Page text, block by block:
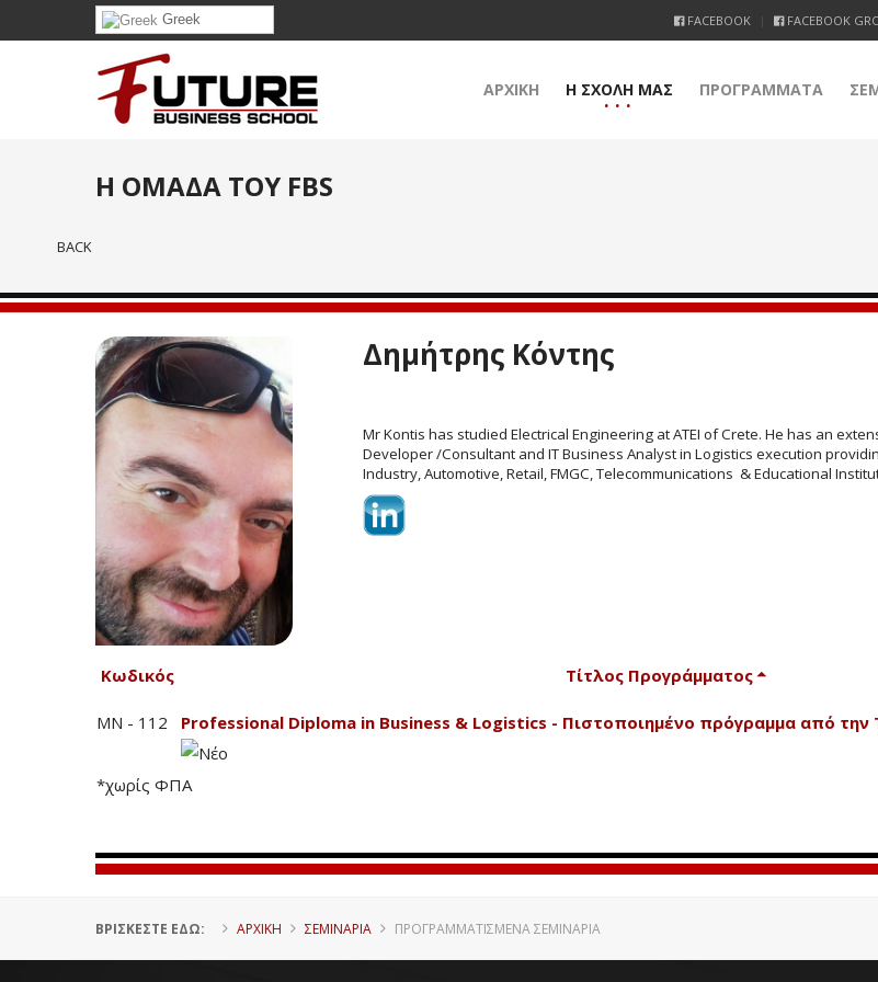
Greek FACEBOOK FACEBOOK
ΑΡΧΙΚΗ Η ΣΧΟΛΗ ΜΑΣ ΠΡΟΓΡΑΜΜΑΤΑ
Η ΟΜΑΔΑ ΤΟΥ FBS
BACK
Δημήτρης Κόντης
Mr Kontis has studied Electrical Engineering at ATEI of Crete. He has an
Developer /Consultant and IT Business Analyst in Logistics execution
Industry, Automotive, Retail, FMGC, Telecommunications & Educational
Κωδικός Τίτλος Προγράμματος
MN - 112 Professional Diploma in Business & Logistics - Πιστοποιημένο πρόγραμμα από την
*χωρίς ΦΠΑ
ΒΡΊΣΚΕΣΤΕ ΕΔΏ: ΑΡΧΙΚΗ ΣΕΜΙΝΑΡΙΑ ΠΡΟΓΡΑΜΜΑΤΙΣΜΈΝΑ ΣΕΜΙΝΆΡΙΑ